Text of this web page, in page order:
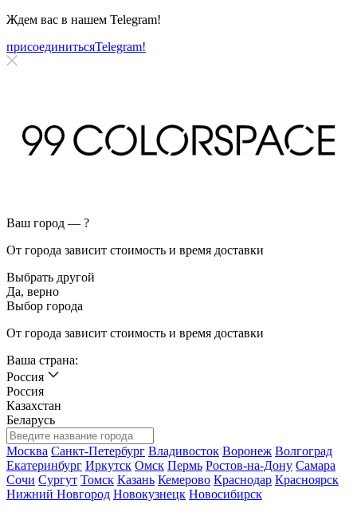
Ждем вас в нашем Telegram!
присоединитьсяTelegram!
Ваш город — ?
От города зависит стоимость и время доставки
Выбрать другой
Да, верно
Выбор города
От города зависит стоимость и время доставки
Ваша страна:
Россия
Россия
Казахстан
Беларусь
Москва Санкт-Петербург Владивосток Воронеж Волгоград
Екатеринбург Иркутск Омск Пермь Ростов-на-Дону Самара
Сочи Сургут Томск Казань Кемерово Краснодар Красноярск
Нижний Новгород Новокузнецк Новосибирск